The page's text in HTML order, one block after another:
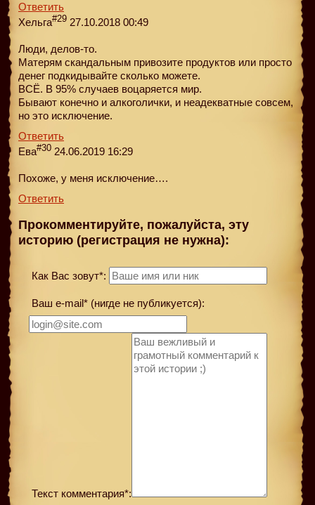
Ответить
Хельга#29 27.10.2018 00:49
Люди, делов-то.
Матерям скандальным привозите продуктов или просто
денег подкидывайте сколько можете.
ВСЁ. В 95% случаев воцаряется мир.
Бывают конечно и алкоголички, и неадекватные совсем,
но это исключение.
Ответить
Ева#30 24.06.2019 16:29
Похоже, у меня исключение….
Ответить
Прокомментируйте, пожалуйста, эту
историю (регистрация не нужна):
Как Вас зовут*:
Ваш e-mail* (нигде не публикуется):
Текст комментария*: